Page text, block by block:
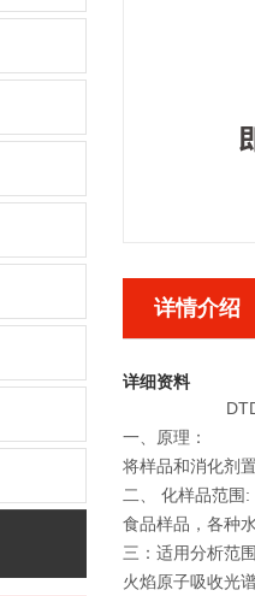
详情介绍
详细资料
一、原理：
将样品和消化剂
二、 化样品范围:
食品样品，各种
三：适用分析范
火焰原子吸收光